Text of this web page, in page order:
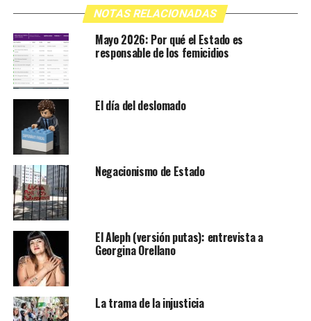
NOTAS RELACIONADAS
Mayo 2026: Por qué el Estado es
responsable de los femicidios
El día del deslomado
Negacionismo de Estado
El Aleph (versión putas): entrevista a
Georgina Orellano
La trama de la injusticia